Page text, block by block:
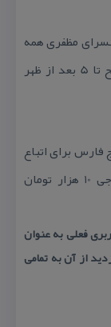
مظفری همه
روزه به جز ایام تعطیل از ساعت 9 صبح تا 5 بعد از ظهر
برای اتباع
ایرانی 5 هزار تومان و برای اتباع خارجی 10 هزار تومان
فعلی به عنوان
از آن به تمامی